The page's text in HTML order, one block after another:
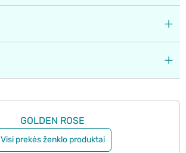
GOLDEN ROSE
Visi prekės ženklo produktai